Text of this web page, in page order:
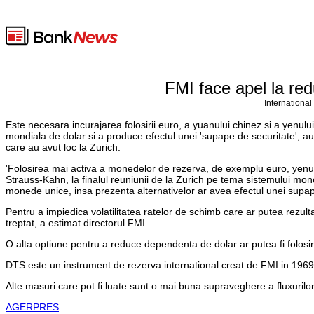
FMI face apel la
Este necesara incurajarea folosirii euro, a yuanului chinez si a
mondiala de dolar si a produce efectul unei 'supape de securitate',
care au avut loc la Zurich.
'Folosirea mai activa a monedelor de rezerva, de exemplu euro,
Strauss-Kahn, la finalul reuniunii de la Zurich pe tema sistemului
monede unice, insa prezenta alternativelor ar avea efectul unei
Pentru a impiedica volatilitatea ratelor de schimb care ar putea
treptat, a estimat directorul FMI.
O alta optiune pentru a reduce dependenta de dolar ar putea fi
DTS este un instrument de rezerva international creat de FMI in
Alte masuri care pot fi luate sunt o mai buna supraveghere a
AGERPRES